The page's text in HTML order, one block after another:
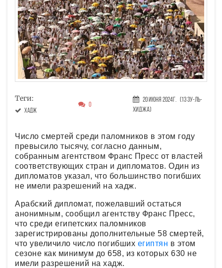
Теги:
хадж
0
20 Июня 2024г.
(13 Зу-ль-
хиджа)
Число смертей среди паломников в этом году
превысило тысячу, согласно данным,
собранным агентством Франс Пресс от властей
соответствующих стран и дипломатов. Один из
дипломатов указал, что большинство погибших
не имели разрешений на хадж.
Арабский дипломат, пожелавший остаться
анонимным, сообщил агентству Франс Пресс,
что среди египетских паломников
зарегистрированы дополнительные 58 смертей,
что увеличило число погибших египтян в этом
сезоне как минимум до 658, из которых 630 не
имели разрешений на хадж.